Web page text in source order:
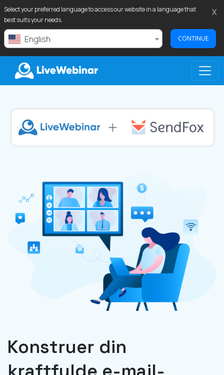
Select your preferred language to access our website in a language that
best suits your needs.
English CONTINUE
X
LIVEWEBINAR.COM
Konstruer din